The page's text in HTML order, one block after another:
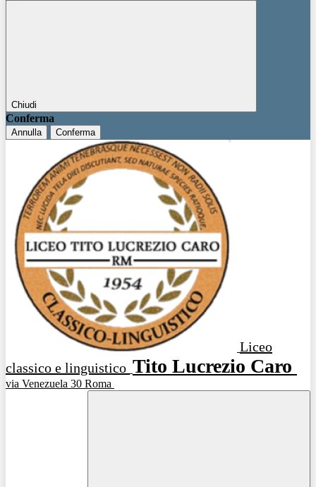
Chiudi
Conferma
Annulla Conferma
Liceo
classico e linguistico Tito Lucrezio Caro
via Venezuela 30 Roma